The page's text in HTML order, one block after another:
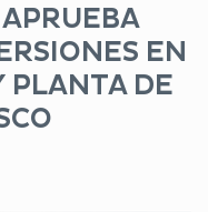
EN
PLANTA DE